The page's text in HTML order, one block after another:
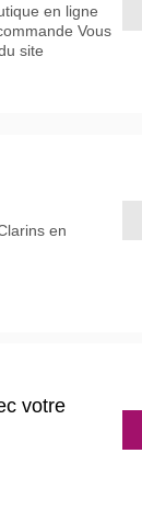
en ligne
Vous
site
en
votre